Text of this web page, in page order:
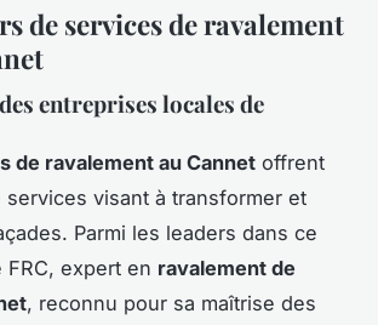
de services de ravalement
entreprises locales de
de ravalement au Cannet offrent
services visant à transformer et
Parmi les leaders dans ce
expert en ravalement de
, reconnu pour sa maîtrise des